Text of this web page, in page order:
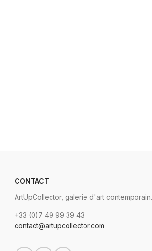
CONTACT
ArtUpCollector, galerie d'art contemporain.
+33 (0)7 49 99 39 43
contact@artupcollector.com